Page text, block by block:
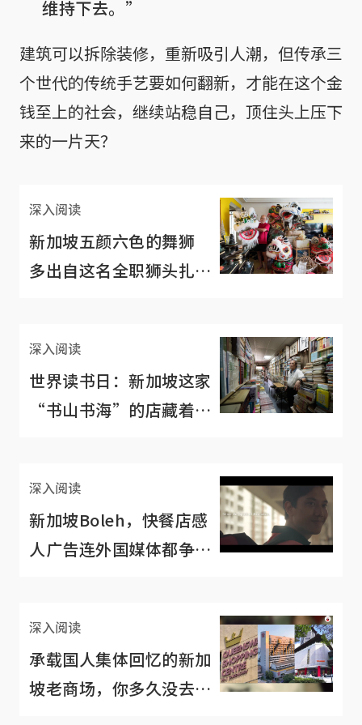
维持下去。”
建筑可以拆除装修，重新吸引人潮，但传承三
个世代的传统手艺要如何翻新，才能在这个金
钱至上的社会，继续站稳自己，顶住头上压下
来的一片天？
深入阅读
新加坡五颜六色的舞狮
多出自这名全职狮头扎作
深入阅读
世界读书日：新加坡这家
“书山书海”的店藏着一
深入阅读
新加坡Boleh，快餐店感
人广告连外国媒体都争相
深入阅读
承载国人集体回忆的新加
坡老商场，你多久没去